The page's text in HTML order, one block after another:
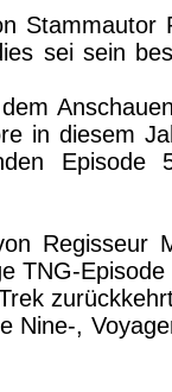
Stammautor
sei sein
in diesem
Episode
Regisseur
TNG-
Nine-,